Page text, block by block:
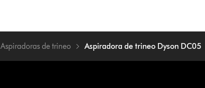
Aspiradoras de trineo Aspiradora de trineo Dyson DC05